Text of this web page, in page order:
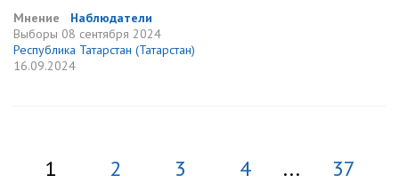
Мнение
Наблюдатели
Выборы 08 сентября 2024
Республика Татарстан (Татарстан)
16.09.2024
1 2 3 4 ... 37